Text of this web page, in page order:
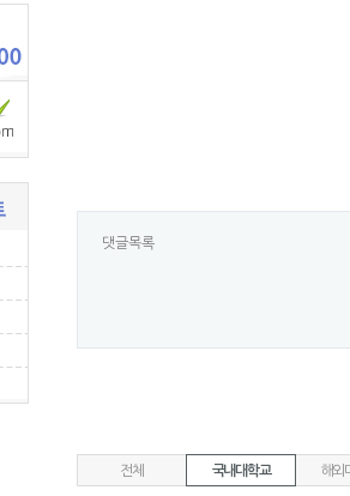
댓글목록
전체 국내대학교 해외